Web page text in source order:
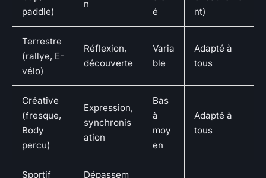
paddle)
n
é
nt)
Terrestre
(rallye, E-
vélo)
Réflexion,
découverte
Varia
ble
Adapté à
tous
Créative
(fresque,
Body
percu)
Expression,
synchronis
ation
Bas
à
moy
en
Adapté à
tous
Sportif
Dépassem